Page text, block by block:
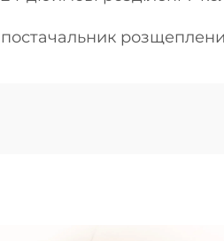
постачальник